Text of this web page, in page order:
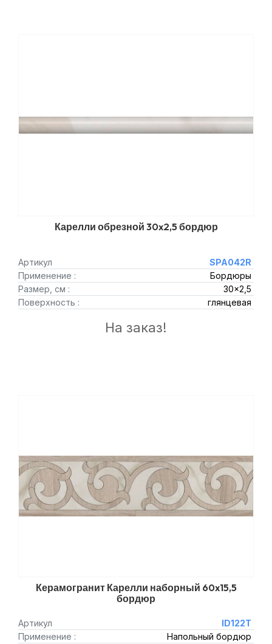
Карелли обрезной 30x2,5 бордюр
Артикул
SPA042R
Применение :
Бордюры
Размер, см :
30x2,5
Поверхность :
глянцевая
На заказ!
Керамогранит Карелли наборный 60x15,5
бордюр
Артикул
ID122T
Применение :
Напольный бордюр